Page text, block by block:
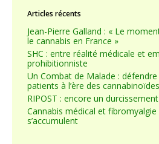
Articles récents
Jean-Pierre Galland : « Le
le cannabis en France »
SHC : entre réalité médicale et
prohibitionniste
Un Combat de Malade :
patients à l’ère des cannabinoïdes
RIPOST : encore un
Cannabis médical et fibromyalgie
s’accumulent